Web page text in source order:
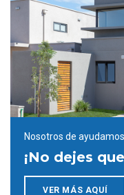
Nosotros de ayudamos
¡No dejes
VER MÁS AQUÍ